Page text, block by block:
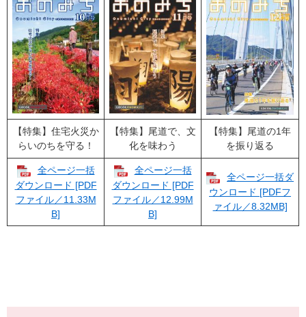
【特集】住宅火災か
らいのちを守る！
【特集】尾道で、文
化を味わう
【特集】尾道の1年
を振り返る
全ページ一括
ダウンロード [PDF
ファイル／11.33M
B]
全ページ一括
ダウンロード [PDF
ファイル／12.99M
B]
全ページ一括ダ
ウンロード [PDFフ
ァイル／8.32MB]